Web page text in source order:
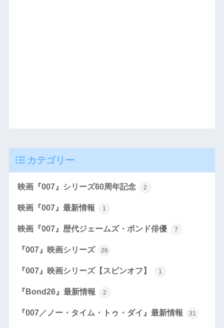
カテゴリー
映画『007』シリーズ60周年記念 2
映画『007』最新情報 1
映画『007』歴代ジェームズ・ボンド俳優 7
『007』映画シリーズ 26
『007』映画シリーズ【スピンオフ】 1
『Bond26』最新情報 2
『007／ノー・タイム・トゥ・ダイ』最新情報 31